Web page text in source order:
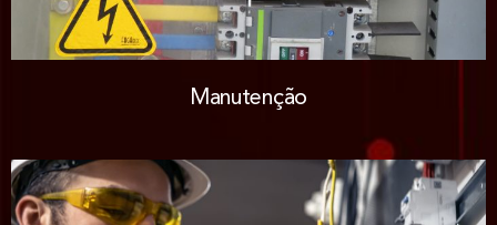
Manutenção